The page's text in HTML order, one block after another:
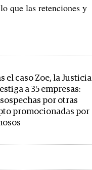
que las retenciones y
el caso Zoe, la Justicia
a 35 empresas:
por otras
promocionadas por